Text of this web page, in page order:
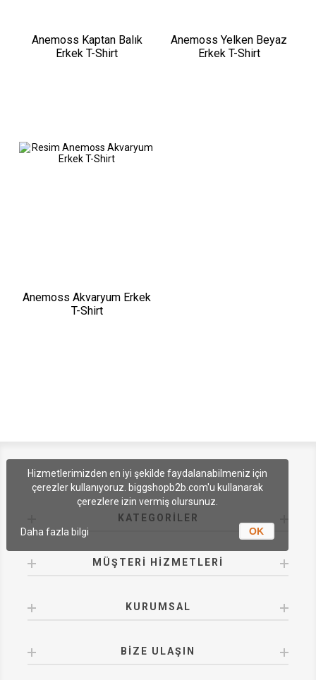
Anemoss Kaptan Balık
Erkek T-Shirt
Anemoss Yelken Beyaz
Erkek T-Shirt
Anemoss Akvaryum Erkek
T-Shirt
KATEGORILER
MÜŞTERI HIZMETLERI
KURUMSAL
BIZE ULAŞIN
Hizmetlerimizden en iyi şekilde faydalanabilmeniz için
çerezler kullanıyoruz. biggshopb2b.com'u kullanarak
çerezlere izin vermiş olursunuz.
OK
Daha fazla bilgi